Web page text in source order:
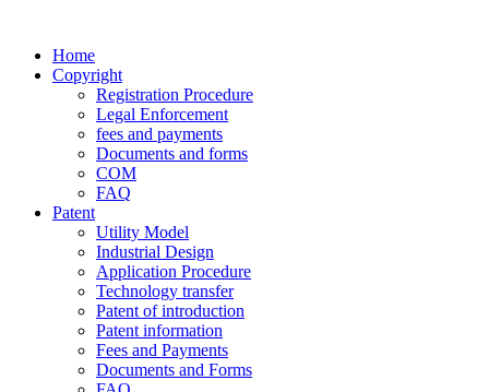
Home
Copyright
Registration Procedure
Legal Enforcement
fees and payments
Documents and forms
COM
FAQ
Patent
Utility Model
Industrial Design
Application Procedure
Technology transfer
Patent of introduction
Patent information
Fees and Payments
Documents and Forms